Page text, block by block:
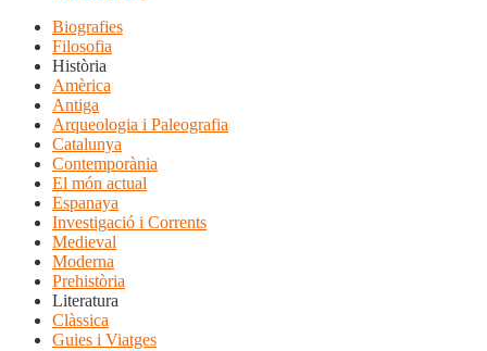
Biografies
Filosofia
Història
Amèrica
Antiga
Arqueologia i Paleografia
Catalunya
Contemporània
El món actual
Espanaya
Investigació i Corrents
Medieval
Moderna
Prehistòria
Literatura
Clàssica
Guies i Viatges